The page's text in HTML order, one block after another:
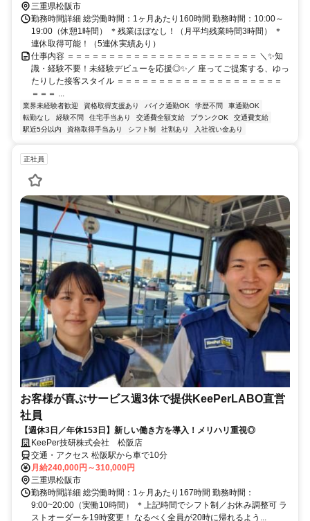
三重県松阪市
勤務時間詳細 総労働時間：1ヶ月あたり160時間 勤務時間：10:00～
19:00（休憩1時間） ＊残業ほぼなし！（月平均残業時間3時間） ＊
連休取得可能！（5連休実績あり）
仕事内容 ＝＝＝＝＝＝＝＝＝＝＝＝＝＝＝＝＝＝＝＝＝＝＝ ＼✨知
識・経験不要！未経験デビューを応援◎✨／ 座ってご提案する、ゆっ
たりした接客スタイル ＝＝＝＝＝＝＝＝＝＝＝＝＝＝＝＝＝＝＝＝
＝＝＝ ...
業界未経験者歓迎 資格取得支援あり バイク通勤OK 学歴不問
車通勤OK
転勤なし
経験不問 住宅手当あり 交通費全額支給 ブランクOK
交通費支給
駅近5分以内
資格取得手当あり シフト制 社割あり 入社祝い金あり
正社員
お客様が喜ぶサービス週3休で提供KeePerLABO直営
社員
【週休3日／年休153日】新しい働き方を導入！メリハリ重視◎
KeePer技研株式会社 松阪店
交通・アクセス 松阪駅から車で10分
月給240,000円～310,000円
三重県松阪市
勤務時間詳細 総労働時間：1ヶ月あたり167時間 勤務時間：
9:00~20:00（実働10時間） ＊上記時間でシフト制／お休み調整可 ラ
ストオーダーを19時変更！ なるべく全員が20時に帰れるよう...